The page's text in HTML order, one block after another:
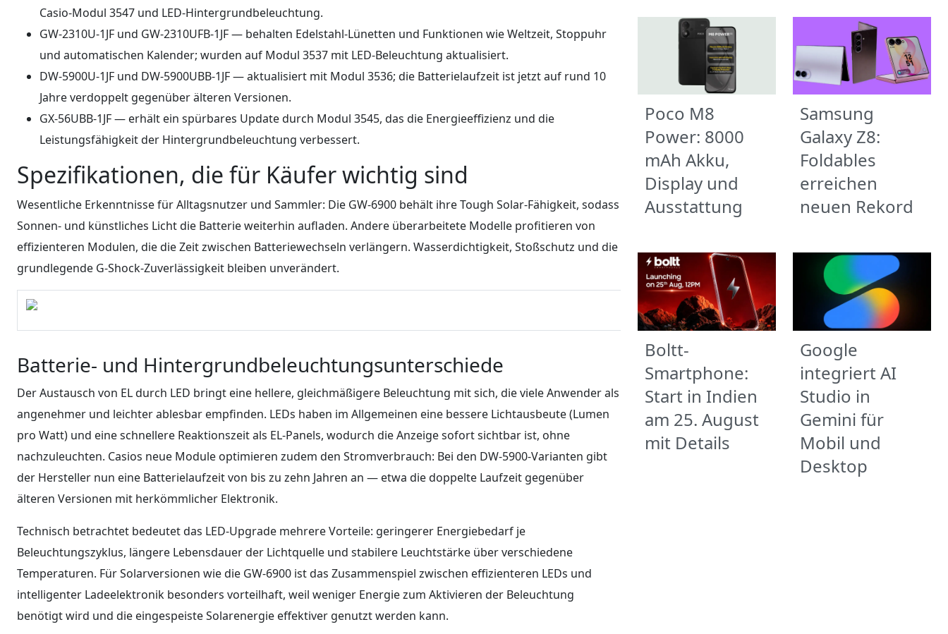
Casio-Modul 3547 und LED-Hintergrundbeleuchtung.
GW-2310U-1JF und GW-2310UFB-1JF — behalten Edelstahl-Lünetten und Funktionen wie Weltzeit, Stoppuhr
und automatischen Kalender; wurden auf Modul 3537 mit LED-Beleuchtung aktualisiert.
DW-5900U-1JF und DW-5900UBB-1JF — aktualisiert mit Modul 3536; die Batterielaufzeit ist jetzt auf rund 10
Jahre verdoppelt gegenüber älteren Versionen.
GX-56UBB-1JF — erhält ein spürbares Update durch Modul 3545, das die Energieeffizienz und die
Leistungsfähigkeit der Hintergrundbeleuchtung verbessert.
Spezifikationen, die für Käufer wichtig sind
Wesentliche Erkenntnisse für Alltagsnutzer und Sammler: Die GW-6900 behält ihre Tough Solar-Fähigkeit, sodass
Sonnen- und künstliches Licht die Batterie weiterhin aufladen. Andere überarbeitete Modelle profitieren von
effizienteren Modulen, die die Zeit zwischen Batteriewechseln verlängern. Wasserdichtigkeit, Stoßschutz und die
grundlegende G-Shock-Zuverlässigkeit bleiben unverändert.
Batterie- und Hintergrundbeleuchtungsunterschiede
Der Austausch von EL durch LED bringt eine hellere, gleichmäßigere Beleuchtung mit sich, die viele Anwender als
angenehmer und leichter ablesbar empfinden. LEDs haben im Allgemeinen eine bessere Lichtausbeute (Lumen
pro Watt) und eine schnellere Reaktionszeit als EL-Panels, wodurch die Anzeige sofort sichtbar ist, ohne
nachzuleuchten. Casios neue Module optimieren zudem den Stromverbrauch: Bei den DW-5900-Varianten gibt
der Hersteller nun eine Batterielaufzeit von bis zu zehn Jahren an — etwa die doppelte Laufzeit gegenüber
älteren Versionen mit herkömmlicher Elektronik.
Technisch betrachtet bedeutet das LED-Upgrade mehrere Vorteile: geringerer Energiebedarf je
Beleuchtungszyklus, längere Lebensdauer der Lichtquelle und stabilere Leuchtstärke über verschiedene
Temperaturen. Für Solarversionen wie die GW-6900 ist das Zusammenspiel zwischen effizienteren LEDs und
intelligenter Ladeelektronik besonders vorteilhaft, weil weniger Energie zum Aktivieren der Beleuchtung
benötigt wird und die eingespeiste Solarenergie effektiver genutzt werden kann.
Poco M8
Power: 8000
mAh Akku,
Display und
Ausstattung
Samsung
Galaxy Z8:
Foldables
erreichen
neuen Rekord
Boltt-
Smartphone:
Start in Indien
am 25. August
mit Details
Google
integriert AI
Studio in
Gemini für
Mobil und
Desktop